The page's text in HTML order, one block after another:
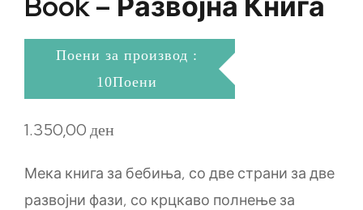
Поени за производ :
10Поени
1.350,00ден
Мека книга за бебиња, со две страни за две
развојни фази, со крцкаво полнење за